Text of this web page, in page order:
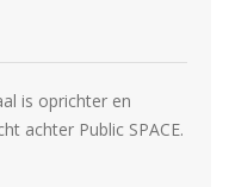
is oprichter en
achter Public SPACE.